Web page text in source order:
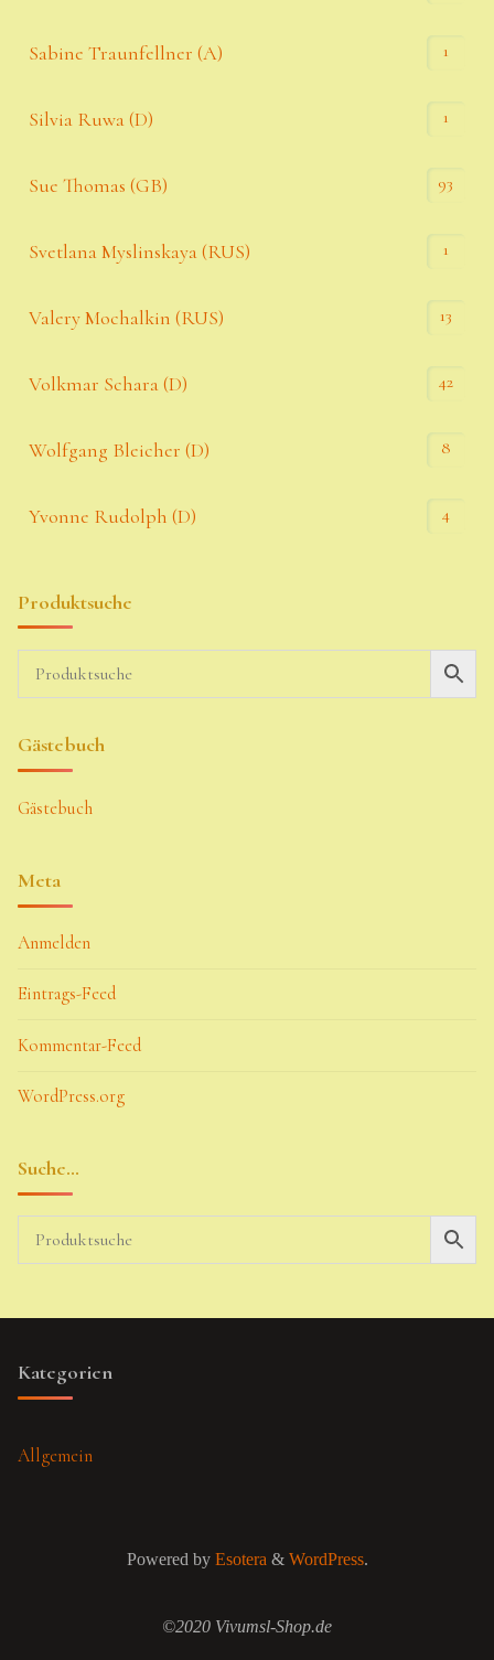
Sabine Traunfellner (A) 1
Silvia Ruwa (D) 1
Sue Thomas (GB) 93
Svetlana Myslinskaya (RUS) 1
Valery Mochalkin (RUS) 13
Volkmar Schara (D) 42
Wolfgang Bleicher (D) 8
Yvonne Rudolph (D) 4
Produktsuche
Gästebuch
Gästebuch
Meta
Anmelden
Eintrags-Feed
Kommentar-Feed
WordPress.org
Suche…
Kategorien
Allgemein
Powered byEsotera& WordPress.
©2020 Vivumsl-Shop.de